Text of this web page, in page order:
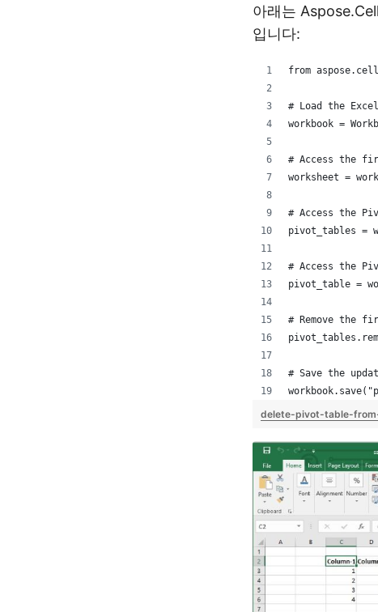
아래는
입니다:
from
# Load the
workbook =
# Access the
worksheet =
# Access the
pivot_tables =
# Access the
pivot_table =
# Remove the
# Save the
delete-pivot-table-